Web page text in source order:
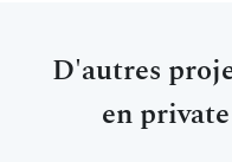
D'autres
en